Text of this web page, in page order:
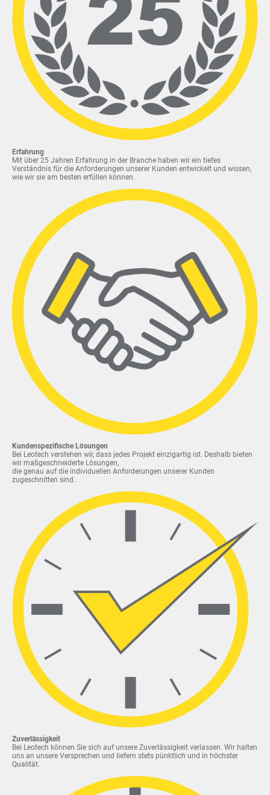
Erfahrung
Mit über 25 Jahren Erfahrung in der Branche haben wir ein tiefes
Verständnis für die Anforderungen unserer Kunden entwickelt und wissen,
wie wir sie am besten erfüllen können.
Kundenspezifische Lösungen
Bei Leotech verstehen wir, dass jedes Projekt einzigartig ist. Deshalb bieten
wir maßgeschneiderte Lösungen,
die genau auf die individuellen Anforderungen unserer Kunden
zugeschnitten sind.
Zuverlässigkeit
Bei Leotech können Sie sich auf unsere Zuverlässigkeit verlassen. Wir halten
uns an unsere Versprechen und liefern stets pünktlich und in höchster
Qualität.